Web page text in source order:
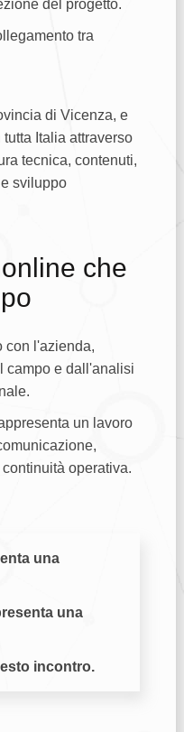
del progetto.
tra
di Vicenza, e
Italia attraverso
tecnica, contenuti,
sviluppo
che
con l'azienda,
campo e dall'analisi
un lavoro
operativa.
una
una
incontro.